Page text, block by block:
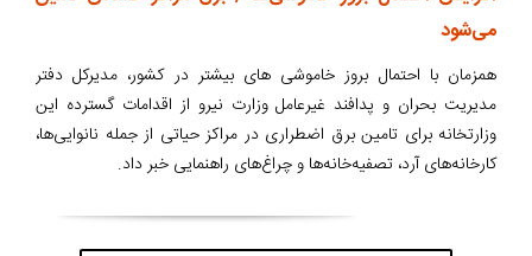
می‌شود
همزمان با احتمال بروز خاموشی های بیشتر در کشور، مدیرکل دفتر
مدیریت بحران و پدافند غیرعامل وزارت نیرو از اقدامات گسترده این
وزارتخانه برای تامین برق اضطراری در مراکز حیاتی از جمله نانوایی‌ها،
کارخانه‌های آرد، تصفیه‌خانه‌ها و چراغ‌های راهنمایی خبر داد.